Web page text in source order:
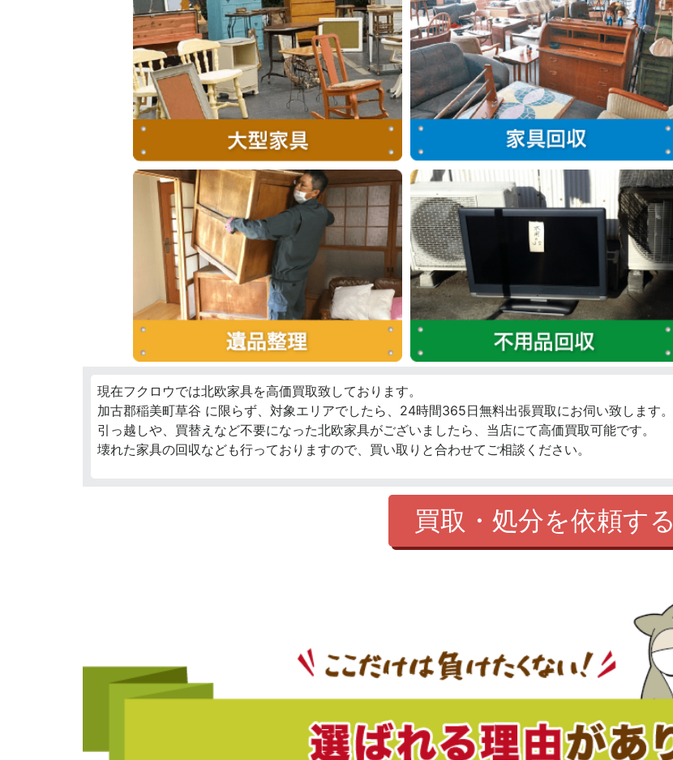
現在フクロウでは北欧家具を高価買取致しております。
加古郡稲美町草谷 に限らず、対象エリアでしたら、24時間365日無料出張買取にお伺い致します。
引っ越しや、買替えなど不要になった北欧家具がございましたら、当店にて高価買取可能です。
壊れた家具の回収なども行っておりますので、買い取りと合わせてご相談ください。
買取・処分を依頼する